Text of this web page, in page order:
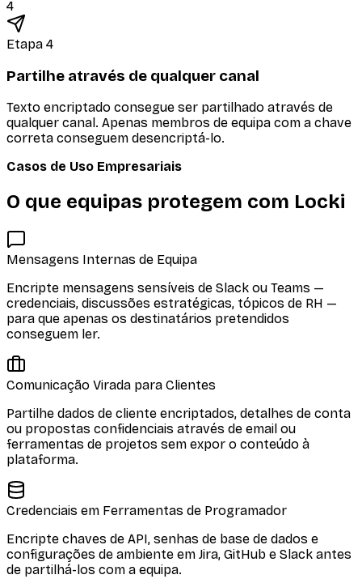
4
Etapa 4
Partilhe através de qualquer canal
Texto encriptado consegue ser partilhado através de
qualquer canal. Apenas membros de equipa com a chave
correta conseguem desencriptá-lo.
Casos de Uso Empresariais
O que equipas protegem com Locki
Mensagens Internas de Equipa
Encripte mensagens sensíveis de Slack ou Teams —
credenciais, discussões estratégicas, tópicos de RH —
para que apenas os destinatários pretendidos
conseguem ler.
Comunicação Virada para Clientes
Partilhe dados de cliente encriptados, detalhes de conta
ou propostas confidenciais através de email ou
ferramentas de projetos sem expor o conteúdo à
plataforma.
Credenciais em Ferramentas de Programador
Encripte chaves de API, senhas de base de dados e
configurações de ambiente em Jira, GitHub e Slack antes
de partilhá-los com a equipa.